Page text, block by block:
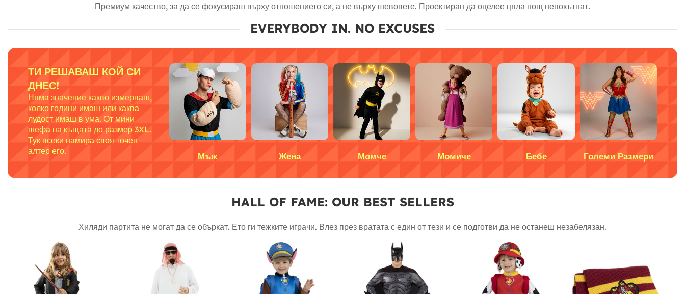
Премиум качество, за да се фокусираш върху отношението си, а не върху шевовете. Проектиран да оцелее цяла нощ непокътнат.
EVERYBODY IN. NO EXCUSES
ТИ РЕШАВАШ КОЙ СИ
ДНЕС!
Няма значение какво измерваш,
колко години имаш или каква
лудост имаш в ума. От мини
шефа на къщата до размер 3XL.
Тук всеки намира своя точен
алтер его.
Мъж Жена Момче Момиче Бебе Големи Размери
HALL OF FAME: OUR BEST SELLERS
Хиляди партита не могат да се объркат. Ето ги тежките играчи. Влез през вратата с един от тези и се подготви да не останеш незабелязан.